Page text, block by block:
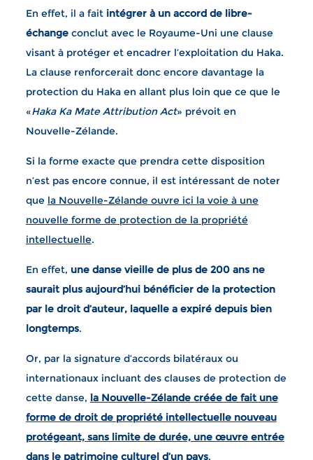
En effet, il a fait intégrer à un accord de libre-
échangeconclut avec le Royaume-Uni une clause
visant à protéger et encadrer l’exploitation du Haka.
La clause renforcerait donc encore davantage la
protection du Haka en allant plus loin que ce que le
«Haka Ka Mate Attribution Act» prévoit en
Nouvelle-Zélande.
Si la forme exacte que prendra cette disposition
n’est pas encore connue, il est intéressant de noter
que la Nouvelle-Zélande ouvre ici la voie à une
nouvelle forme de protection de la propriété
intellectuelle.
En effet, une danse vieille de plus de 200 ans ne
saurait plus aujourd’hui bénéficier de la protection
par le droit d’auteur, laquelle a expiré depuis bien
longtemps.
Or, par la signature d’accords bilatéraux ou
internationaux incluant des clauses de protection de
cette danse, la Nouvelle-Zélande créée de fait une
forme de droit de propriété intellectuelle nouveau
protégeant, sans limite de durée, une œuvre entrée
dans le patrimoine culturel d’un pays.